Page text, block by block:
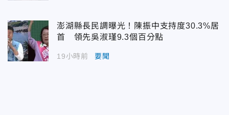
澎湖縣長民調曝光！陳振中支持度30.3%居
首 領先吳淑瑾9.3個百分點
19小時前 要聞